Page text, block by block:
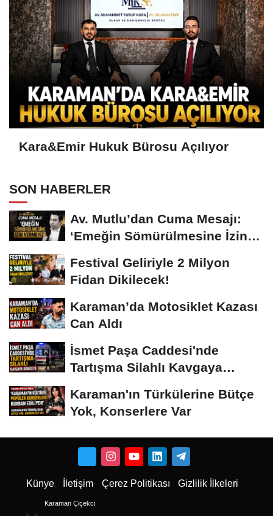
Kara&Emir Hukuk Bürosu Açılıyor
SON HABERLER
Av. Mutlu’dan Cuma Mesajı:
‘Emeğin Sömürülmesine İzin
Festival Geliriyle 2 Milyon
Fidan Dikilecek!
Karaman’da Motosiklet Kazası
Can Aldı
İsmet Paşa Caddesi'nde
Tartışma Silahlı Kavgaya
Karaman'ın Türkülerine Bütçe
Yok, Konserlere Var
Künye İletişim Çerez Politikası Gizlilik İlkeleri
Karaman Çiçekci